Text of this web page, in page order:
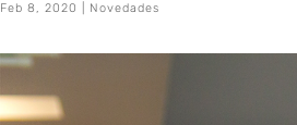
Feb 8, 2020 Novedades